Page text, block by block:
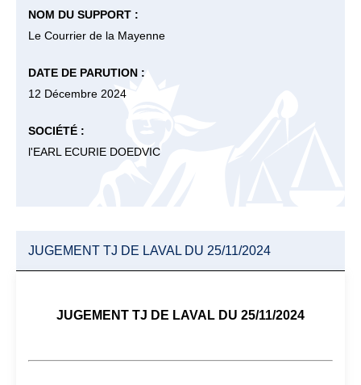
NOM DU SUPPORT :
Le Courrier de la Mayenne
DATE DE PARUTION :
12 Décembre 2024
SOCIÉTÉ :
l'EARL ECURIE DOEDVIC
JUGEMENT TJ DE LAVAL DU 25/11/2024
JUGEMENT TJ DE LAVAL DU 25/11/2024